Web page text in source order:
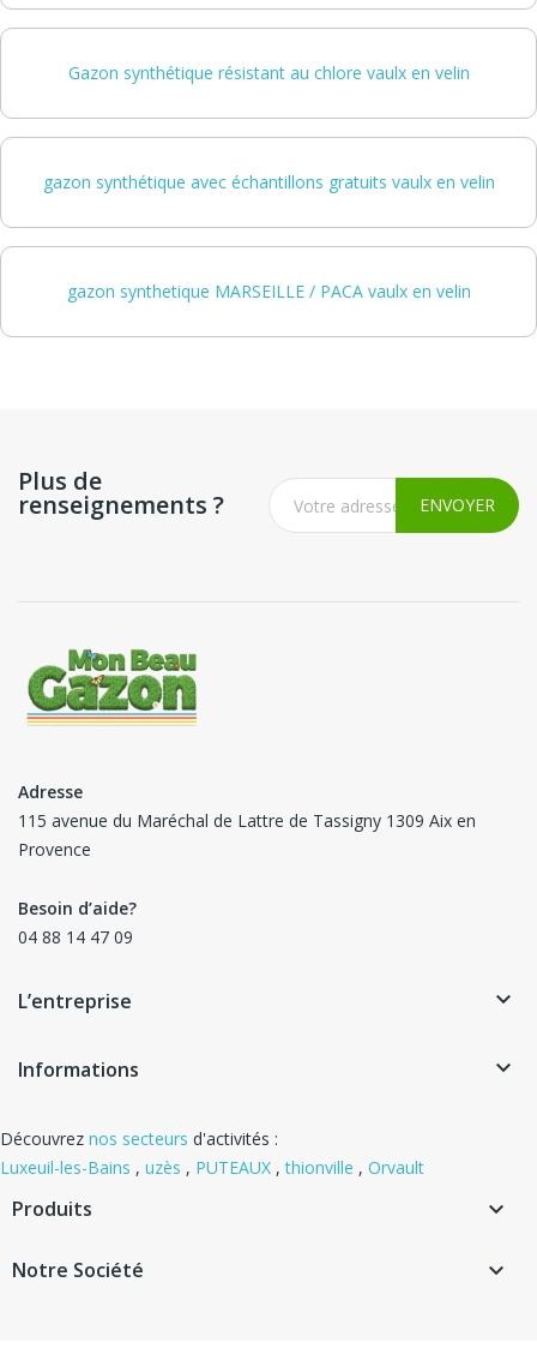
Gazon synthétique résistant au chlore vaulx en velin
gazon synthétique avec échantillons gratuits vaulx en velin
gazon synthetique MARSEILLE / PACA vaulx en velin
Plus de
renseignements ?
Adresse
115 avenue du Maréchal de Lattre de Tassigny 1309 Aix en
Provence
Besoin d’aide?
04 88 14 47 09
L’entreprise keyboard_arrow_down
Informations keyboard_arrow_down
Découvrez nos secteurs d'activités :
Luxeuil-les-Bains , uzès , PUTEAUX ,thionville , Orvault
Produits 
Notre Société 